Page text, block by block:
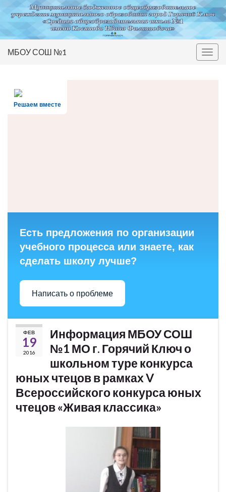
Вкл/
МБОУ СОШ №1
Решаем вместе
Есть предложения по организации
учебного процесса или знаете, как
сделать школу лучше?
Написать о проблеме
ФЕВ
19
2016
Информация МБОУ СОШ
№1 МО г. Горячий Ключ о
школьном туре конкурса
юных чтецов в рамках V
Всероссийского конкурса юных
чтецов «Живая классика»